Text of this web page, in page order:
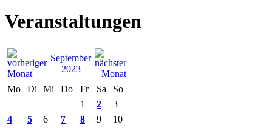
Veranstaltungen
September
2023
Mo
Di Mi Do Fr Sa
So
1
2
3
4
5 6 7 8 9
10